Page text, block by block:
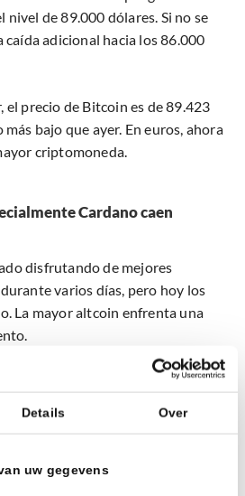
Details Over
uw gegevens
de 89.000 dólares. Si no se
caída adicional hacia los 86.000
el precio de Bitcoin es de 89.423
bajo que ayer. En euros, ahora
criptomoneda.
Cardano caen
disfrutando de mejores
varios días, pero hoy los
La mayor altcoin enfrenta una
un 3,65 por ciento, pero ahora está
sobre la situación actual de la